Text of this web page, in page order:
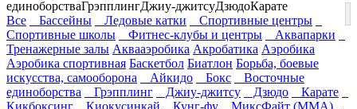
единоборстваГрэпплингДжиу-джитсуДзюдоКарате
Все
Бассейны Ледовые катки
Спортивные центры
Спортивные школы
Фитнес-клубы и центры
Аквапарки
Тренажерные залы Аквааэробика Акробатика Аэробика
Аэробика спортивная Баскетбол Биатлон Борьба, боевые
искусства, самооборона
Айкидо Бокс
Восточные
единоборства
Грэпплинг Джиу-джитсу Дзюдо
Карате
Кикбоксинг
Киокусинкай Кунг-фу
МиксФайт (ММА)